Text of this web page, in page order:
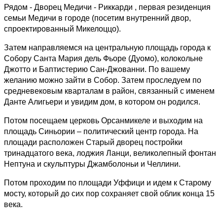
Рядом - Дворец Медичи - Риккарди , первая резиденция
семьи Медичи в городе (посетим внутренний двор,
спроектированный Микелоццо).
Затем направляемся на центральную площадь города к
Собору Санта Мария дель Фьоре (Дуомо), колокольне
Джотто и Баптистерию Сан-Джованни. По вашему
желанию можно зайти в Собор. Затем проследуем по
средневековым кварталам в район, связанный с именем
Данте Алигьери и увидим дом, в котором он родился.
Потом посещаем церковь Орсанмикеле и выходим на
площадь Синьории – политический центр города. На
площади расположен Старый дворец постройки
тринадцатого века, лоджия Ланци, великолепный фонтан
Нептуна и скульптуры Джамболоньи и Челлини.
Потом проходим по площади Уффици и идем к Старому
мосту, который до сих пор сохраняет свой облик конца 15
века.